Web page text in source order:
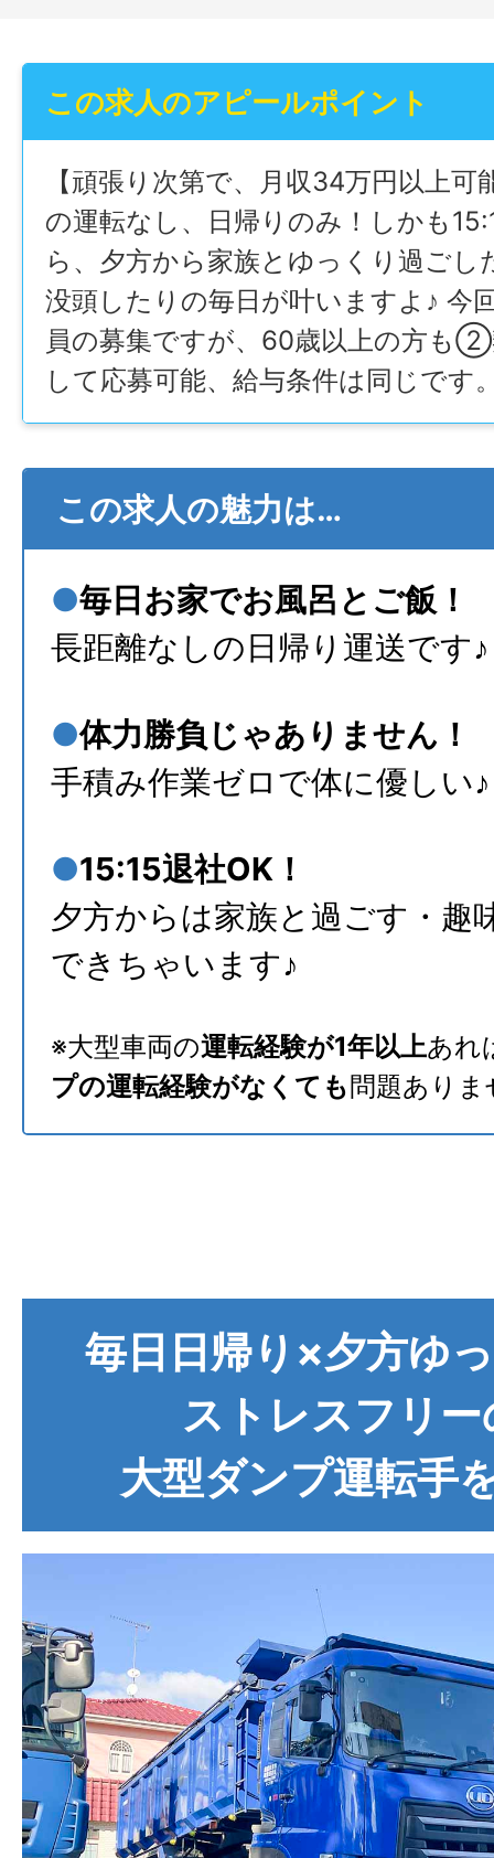
この求人のアピールポイント
【頑張り次第で、月収34万円以上可
の運転なし、日帰りのみ！しかも
ら、夕方から家族とゆっくり過ごし
没頭したりの毎日が叶いますよ♪
員の募集ですが、60歳以上の方も
して応募可能、給与条件は同じです
この求人の魅力は…
●毎日お家でお風呂とご飯！
長距離なしの日帰り運送です♪
●体力勝負じゃありません！
手積み作業ゼロで体に優しい♪
●15:15退社OK！
夕方からは家族と過ごす・趣
できちゃいます♪
※大型車両の運転経験が1年以上あれ
プの運転経験がなくても問題ありま
毎日日帰り×夕方ゆ
ストレスフリー
大型ダンプ運転手